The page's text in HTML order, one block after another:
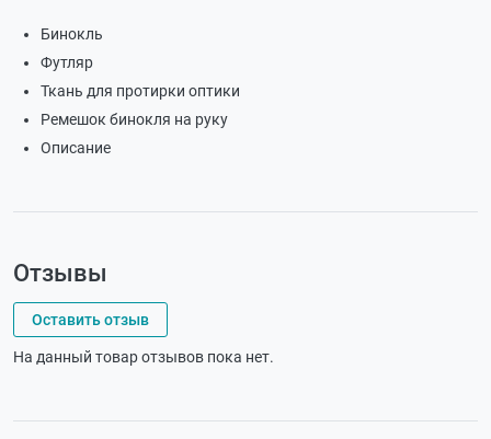
Бинокль
Футляр
Ткань для протирки оптики
Ремешок бинокля на руку
Описание
Отзывы
Оставить отзыв
На данный товар отзывов пока нет.